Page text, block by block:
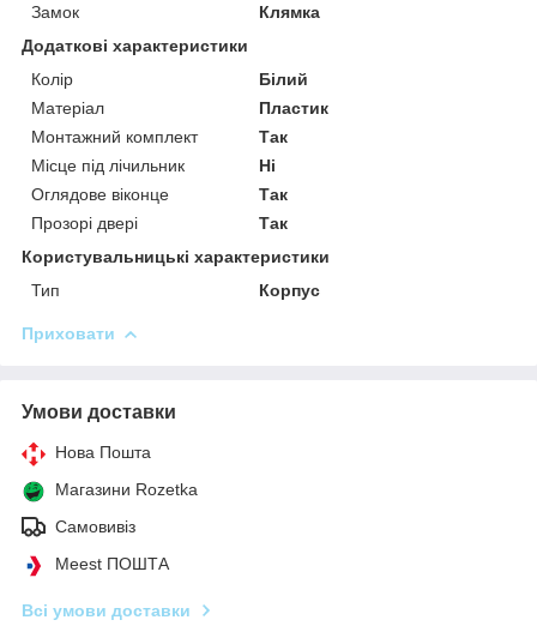
Замок
Клямка
Додаткові характеристики
Колір
Білий
Матеріал
Пластик
Монтажний комплект
Так
Місце під лічильник
Ні
Оглядове віконце
Так
Прозорі двері
Так
Користувальницькі характеристики
Тип
Корпус
Приховати
Умови доставки
Нова Пошта
Магазини Rozetka
Самовивіз
Meest ПОШТА
Всі умови доставки